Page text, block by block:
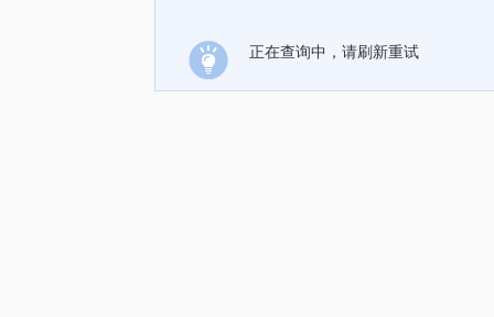
正在查询中，请刷新重试